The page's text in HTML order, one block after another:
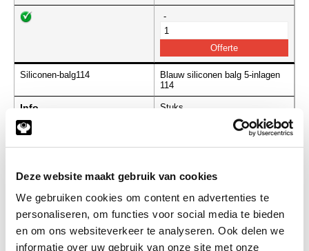
Deze website maakt gebruik van cookies
We gebruiken cookies om content en advertenties te
personaliseren, om functies voor social media te bieden
en om ons websiteverkeer te analyseren. Ook delen we
informatie over uw gebruik van onze site met onze
-
Siliconen-balg114
Blauw siliconen balg 5-inlagen
114
Info Stuks
Siliconen-balg139
Blauw siliconen balg 5-inlagen
139
Info Stuks